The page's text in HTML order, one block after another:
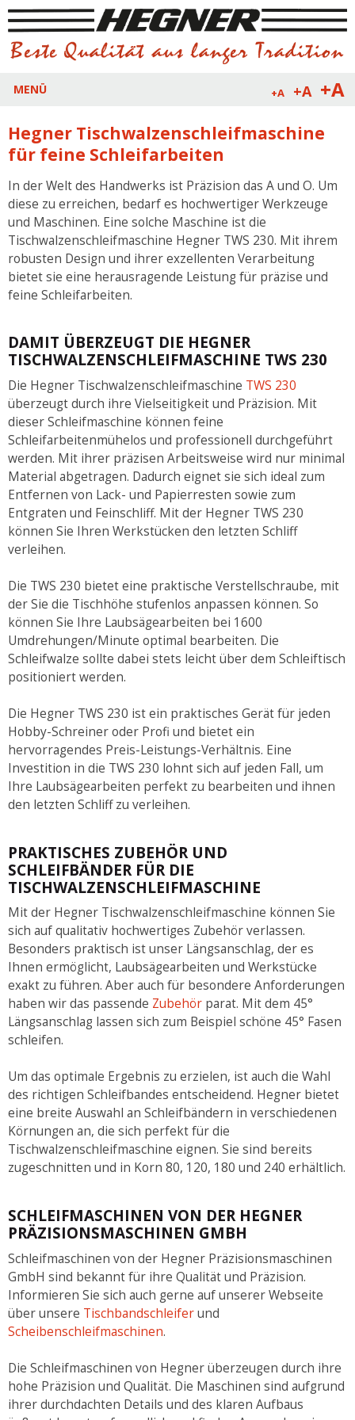
+A +A +A
MENÜ
Hegner Tischwalzenschleifmaschine
für feine Schleifarbeiten
In der Welt des Handwerks ist Präzision das A und O. Um
diese zu erreichen, bedarf es hochwertiger Werkzeuge
und Maschinen. Eine solche Maschine ist die
Tischwalzenschleifmaschine Hegner TWS 230. Mit ihrem
robusten Design und ihrer exzellenten Verarbeitung
bietet sie eine herausragende Leistung für präzise und
feine Schleifarbeiten.
DAMIT ÜBERZEUGT DIE HEGNER
TISCHWALZENSCHLEIFMASCHINE TWS 230
Die Hegner Tischwalzenschleifmaschine TWS 230
überzeugt durch ihre Vielseitigkeit und Präzision. Mit
dieser Schleifmaschine können feine
Schleifarbeitenmühelos und professionell durchgeführt
werden. Mit ihrer präzisen Arbeitsweise wird nur minimal
Material abgetragen. Dadurch eignet sie sich ideal zum
Entfernen von Lack- und Papierresten sowie zum
Entgraten und Feinschliff. Mit der Hegner TWS 230
können Sie Ihren Werkstücken den letzten Schliff
verleihen.
Die TWS 230 bietet eine praktische Verstellschraube, mit
der Sie die Tischhöhe stufenlos anpassen können. So
können Sie Ihre Laubsägearbeiten bei 1600
Umdrehungen/Minute optimal bearbeiten. Die
Schleifwalze sollte dabei stets leicht über dem Schleiftisch
positioniert werden.
Die Hegner TWS 230 ist ein praktisches Gerät für jeden
Hobby-Schreiner oder Profi und bietet ein
hervorragendes Preis-Leistungs-Verhältnis. Eine
Investition in die TWS 230 lohnt sich auf jeden Fall, um
Ihre Laubsägearbeiten perfekt zu bearbeiten und ihnen
den letzten Schliff zu verleihen.
PRAKTISCHES ZUBEHÖR UND
SCHLEIFBÄNDER FÜR DIE
TISCHWALZENSCHLEIFMASCHINE
Mit der Hegner Tischwalzenschleifmaschine können Sie
sich auf qualitativ hochwertiges Zubehör verlassen.
Besonders praktisch ist unser Längsanschlag, der es
Ihnen ermöglicht, Laubsägearbeiten und Werkstücke
exakt zu führen. Aber auch für besondere Anforderungen
haben wir das passende Zubehör parat. Mit dem 45°
Längsanschlag lassen sich zum Beispiel schöne 45° Fasen
schleifen.
Um das optimale Ergebnis zu erzielen, ist auch die Wahl
des richtigen Schleifbandes entscheidend. Hegner bietet
eine breite Auswahl an Schleifbändern in verschiedenen
Körnungen an, die sich perfekt für die
Tischwalzenschleifmaschine eignen. Sie sind bereits
zugeschnitten und in Korn 80, 120, 180 und 240 erhältlich.
SCHLEIFMASCHINEN VON DER HEGNER
PRÄZISIONSMASCHINEN GMBH
Schleifmaschinen von der Hegner Präzisionsmaschinen
GmbH sind bekannt für ihre Qualität und Präzision.
Informieren Sie sich auch gerne auf unserer Webseite
über unsere Tischbandschleiferund
Scheibenschleifmaschinen.
Die Schleifmaschinen von Hegner überzeugen durch ihre
hohe Präzision und Qualität. Die Maschinen sind aufgrund
ihrer durchdachten Details und des klaren Aufbaus